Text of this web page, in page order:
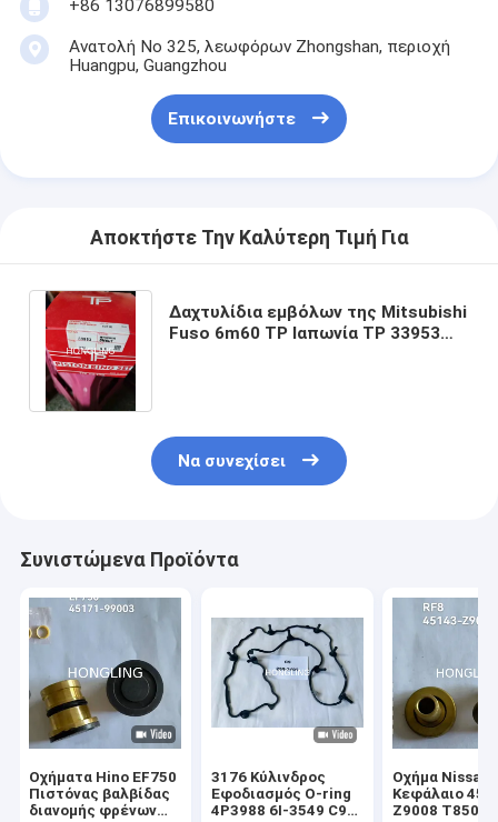
+86 13076899580
Ανατολή Νο 325, λεωφόρων Zhongshan, περιοχή
Huangpu, Guangzhou
Επικοινωνήστε
Αποκτήστε Την Καλύτερη Τιμή Για
Δαχτυλίδια εμβόλων της Mitsubishi
Fuso 6m60 TP Ιαπωνία TP 33953
Να συνεχίσει
Συνιστώμενα Προϊόντα
Οχήματα Hino EF750
Πιστόνας βαλβίδας
διανομής φρένων
3176 Κύλινδρος
Εφοδιασμός O-ring
4P3988 6I-3549 C9
Οχήμα Nissan
Κεφάλαιο
Z9008 T850